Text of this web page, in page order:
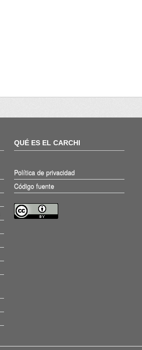
QUÉ ES EL CARCHI
Política de privacidad
Código fuente